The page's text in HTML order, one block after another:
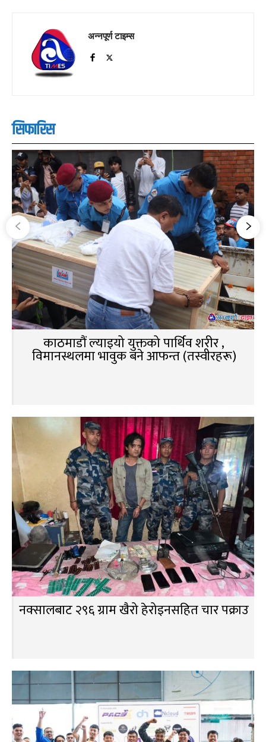
अन्नपूर्ण टाइम्स
सिफारिस
काठमाडौं ल्याइयो युक्तको पार्थिव शरीर ,
विमानस्थलमा भावुक बने आफन्त (तस्वीरहरू)
नक्सालबाट २९६ ग्राम खैरो हेरोइनसहित चार पक्राउ